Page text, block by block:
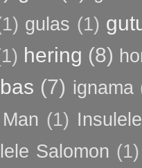
gulas (1)
hering (8)
(7) ignama
(1)
Salomon (1)